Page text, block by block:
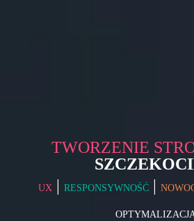
TWORZENIE
UX | RESPONSYWNOŚĆ |